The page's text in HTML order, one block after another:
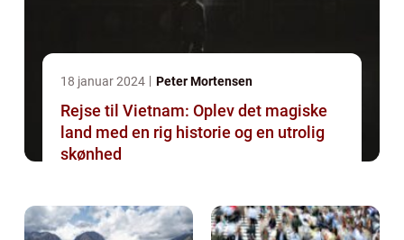
18 januar 2024 Peter Mortensen
Rejse til Vietnam: Oplev det magiske
land med en rig historie og en utrolig
skønhed